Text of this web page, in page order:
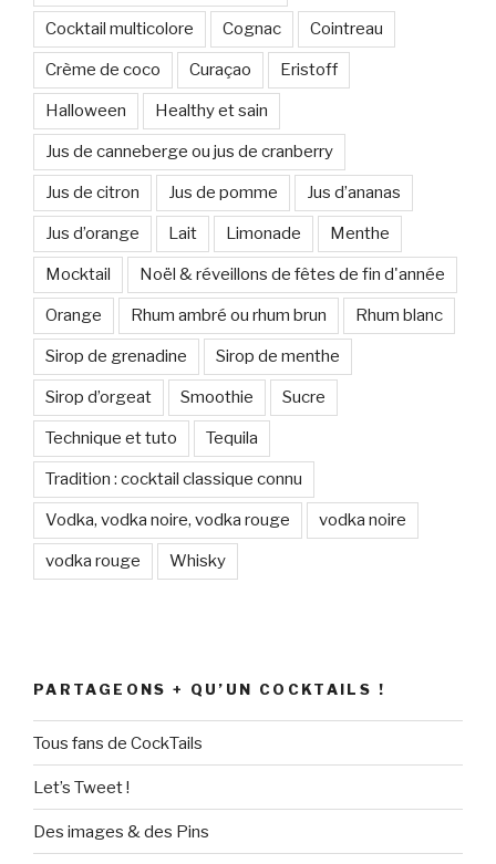
Cocktail multicolore Cognac Cointreau
Crème de coco Curaçao Eristoff
Halloween Healthy et sain
Jus de canneberge ou jus de cranberry
Jus de citron Jus de pomme Jus d’ananas
Jus d’orange Lait Limonade Menthe
Mocktail Noël & réveillons de fêtes de fin d'année
Orange Rhum ambré ou rhum brun Rhum blanc
Sirop de grenadine Sirop de menthe
Sirop d’orgeat Smoothie Sucre
Technique et tuto Tequila
Tradition : cocktail classique connu
Vodka, vodka noire, vodka rouge vodka noire
vodka rouge Whisky
PARTAGEONS + QU’UN COCKTAILS !
Tous fans de CockTails
Let’s Tweet !
Des images & des Pins